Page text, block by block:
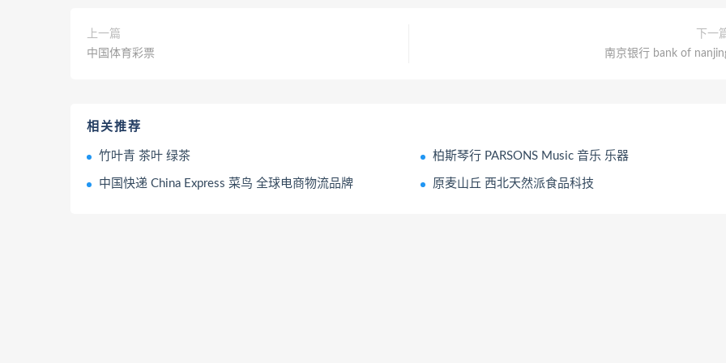
上一篇
中国体育彩票
下一
南京银行 bank of
相关推荐
竹叶青 茶叶 绿茶 柏斯琴行 PARSONS Music 音乐 乐器
中国快递 China Express 菜鸟 全球电商物流品牌 原麦山丘 西北天然派食品科技